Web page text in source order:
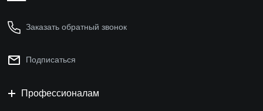
Заказать обратный звонок
Подписаться
Профессионалам